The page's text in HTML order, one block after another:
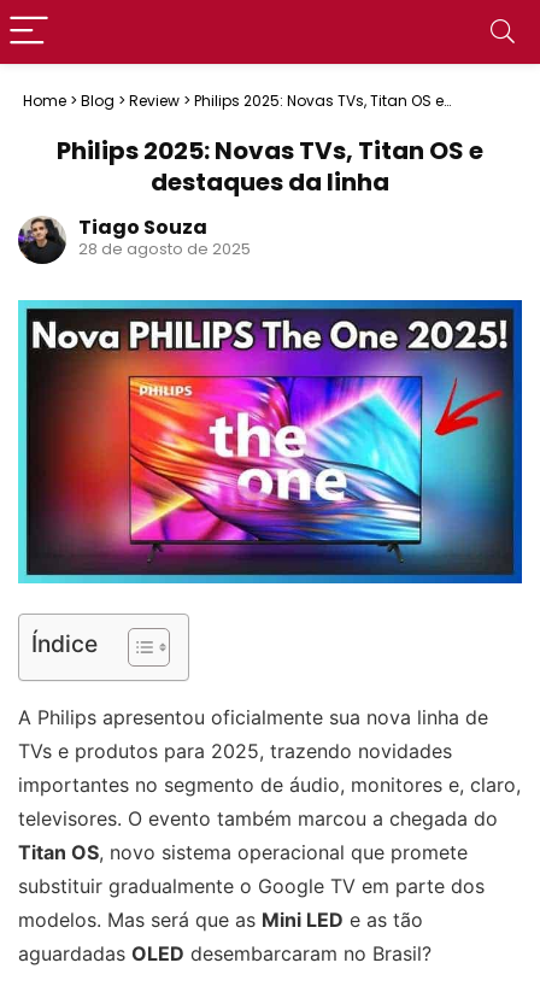
Home > Blog > Review > Philips 2025: Novas TVs, Titan OS e
Philips 2025: Novas TVs, Titan OS e
destaques da linha
Tiago Souza
28 de agosto de 2025
Índice
A Philips apresentou oficialmente sua nova linha de
TVs e produtos para 2025, trazendo novidades
importantes no segmento de áudio, monitores e, claro,
televisores. O evento também marcou a chegada do
Titan OS, novo sistema operacional que promete
substituir gradualmente o Google TV em parte dos
modelos. Mas será que as Mini LED e as tão
aguardadas OLED desembarcaram no Brasil?